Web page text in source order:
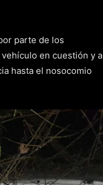
parte de los
en cuestión y a
hasta el nosocomio